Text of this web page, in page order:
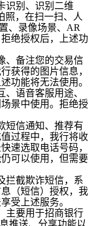
识别、识别二维
照，在扫一扫、人
、录像场景、AR
绝授权后，上述功
、备注您的交易信
获得的图片信息，
功能将无法使用。
语音客服用途、
景中使用。拒绝授
短信通知、推荐有
过程中，我行将收
速选取电话号码，
可以使用，但需要
拦截欺诈短信，系
（短信）授权，我
受上述服务。
主要用于招商银行
推送、分享功能以